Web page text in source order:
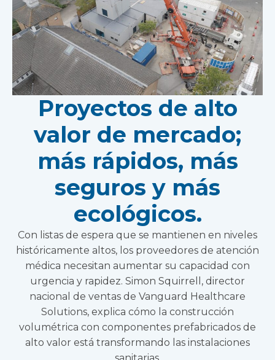
Proyectos de alto
valor de mercado;
más rápidos, más
seguros y más
ecológicos.
Con listas de espera que se mantienen en niveles
históricamente altos, los proveedores de atención
médica necesitan aumentar su capacidad con
urgencia y rapidez. Simon Squirrell, director
nacional de ventas de Vanguard Healthcare
Solutions, explica cómo la construcción
volumétrica con componentes prefabricados de
alto valor está transformando las instalaciones
sanitarias.